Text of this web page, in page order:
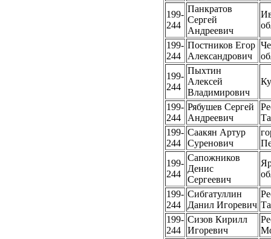
199-
244
Панкратов
Сергей
Андреевич
199-
244
Постников Егор
Александрович
199-
244
Пыхтин
Алексей
Владимирович
199-
244
Рябушев Сергей
Андреевич
199-
244
Саакян Артур
Суренович
199-
244
Сапожников
Денис
Сергеевич
199-
244
Сибгатуллин
Данил Игоревич
199-
244
Сизов Кирилл
Игоревич